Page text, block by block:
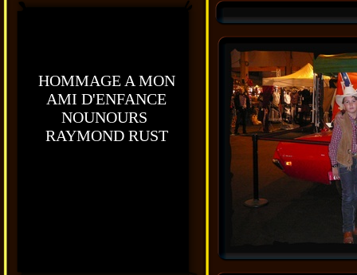
HOMMAGE A MON
AMI D'ENFANCE
NOUNOURS
RAYMOND RUST